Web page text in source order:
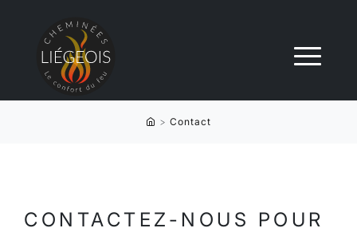
> Contact
CONTACTEZ-NOUS POUR